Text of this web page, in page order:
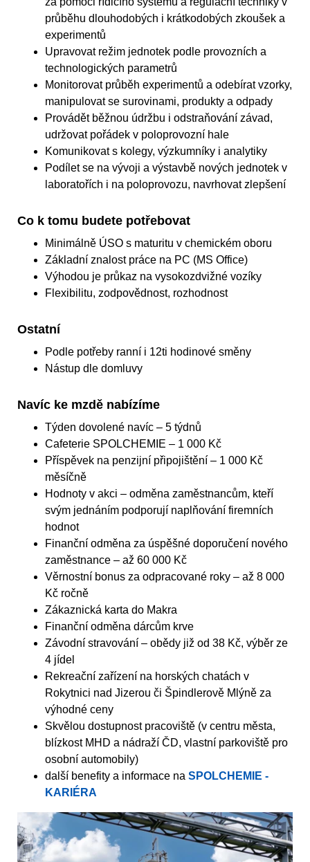
průběhu dlouhodobých i krátkodobých zkoušek a
experimentů
Upravovat režim jednotek podle provozních a
technologických parametrů
Monitorovat průběh experimentů a odebírat vzorky,
manipulovat se surovinami, produkty a odpady
Provádět běžnou údržbu i odstraňování závad,
udržovat pořádek v poloprovozní hale
Komunikovat s kolegy, výzkumníky i analytiky
Podílet se na vývoji a výstavbě nových jednotek v
laboratořích i na poloprovozu, navrhovat zlepšení
Co k tomu budete potřebovat
Minimálně ÚSO s maturitu v chemickém oboru
Základní znalost práce na PC (MS Office)
Výhodou je průkaz na vysokozdvižné vozíky
Flexibilitu, zodpovědnost, rozhodnost
Ostatní
Podle potřeby ranní i 12ti hodinové směny
Nástup dle domluvy
Navíc ke mzdě nabízíme
Týden dovolené navíc – 5 týdnů
Cafeterie SPOLCHEMIE – 1 000 Kč
Příspěvek na penzijní připojištění – 1 000 Kč
měsíčně
Hodnoty v akci – odměna zaměstnancům, kteří
svým jednáním podporují naplňování firemních
hodnot
Finanční odměna za úspěšné doporučení nového
zaměstnance – až 60 000 Kč
Věrnostní bonus za odpracované roky – až 8 000
Kč ročně
Zákaznická karta do Makra
Finanční odměna dárcům krve
Závodní stravování – obědy již od 38 Kč, výběr ze
4 jídel
Rekreační zařízení na horských chatách v
Rokytnici nad Jizerou či Špindlerově Mlýně za
výhodné ceny
Skvělou dostupnost pracoviště (v centru města,
blízkost MHD a nádraží ČD, vlastní parkoviště pro
osobní automobily)
další benefity a informace na SPOLCHEMIE -
KARIÉRA